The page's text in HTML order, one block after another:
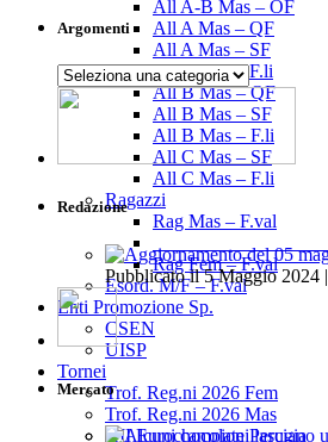
All A-B Mas – OF
All A Mas – QF
All A Mas – SF
All A Mas – F.li
All B Mas – QF
All B Mas – SF
All B Mas – F.li
All C Mas – SF
All C Mas – F.li
Ragazzi
Rag Mas – F.val
Rag Fem – F.val
Esord. M/F – F.val
Enti Promozione Sp.
CSEN
UISP
Tornei
Trof. Reg.ni 2026 Fem
Trof. Reg.ni 2026 Mas
XII Eurochocolate Perugia
Argomenti
Argomenti
Redazione
Pubblicato il 5 Maggio 2024 |
Mercato